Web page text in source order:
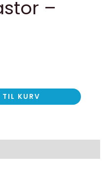
–
KURV